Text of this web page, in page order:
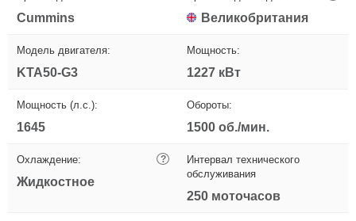
Cummins Великобритания
Модель двигателя:
KTA50-G3
Мощность:
1227 кВт
Мощность (л.с.):
1645
Обороты:
1500 об./мин.
Охлаждение: ?
Жидкостное
Интервал технического
обслуживания
250 моточасов